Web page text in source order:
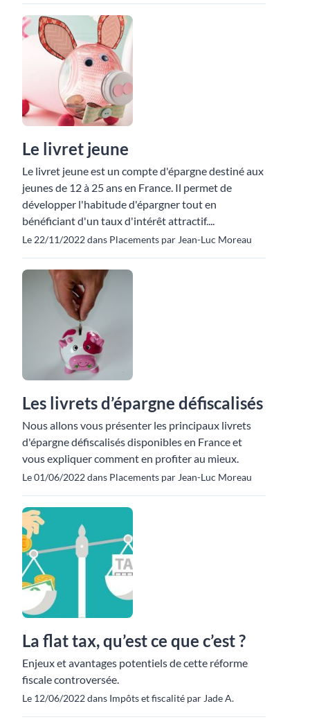
Le livret jeune
Le livret jeune est un compte d'épargne destiné aux
jeunes de 12 à 25 ans en France. Il permet de
développer l'habitude d'épargner tout en
bénéficiant d'un taux d'intérêt attractif....
Le 22/11/2022 dans Placements par Jean-Luc Moreau
Les livrets d’épargne défiscalisés
Nous allons vous présenter les principaux livrets
d'épargne défiscalisés disponibles en France et
vous expliquer comment en profiter au mieux.
Le 01/06/2022 dans Placements par Jean-Luc Moreau
La flat tax, qu’est ce que c’est ?
Enjeux et avantages potentiels de cette réforme
fiscale controversée.
Le 12/06/2022 dans Impôts et fiscalité par Jade A.